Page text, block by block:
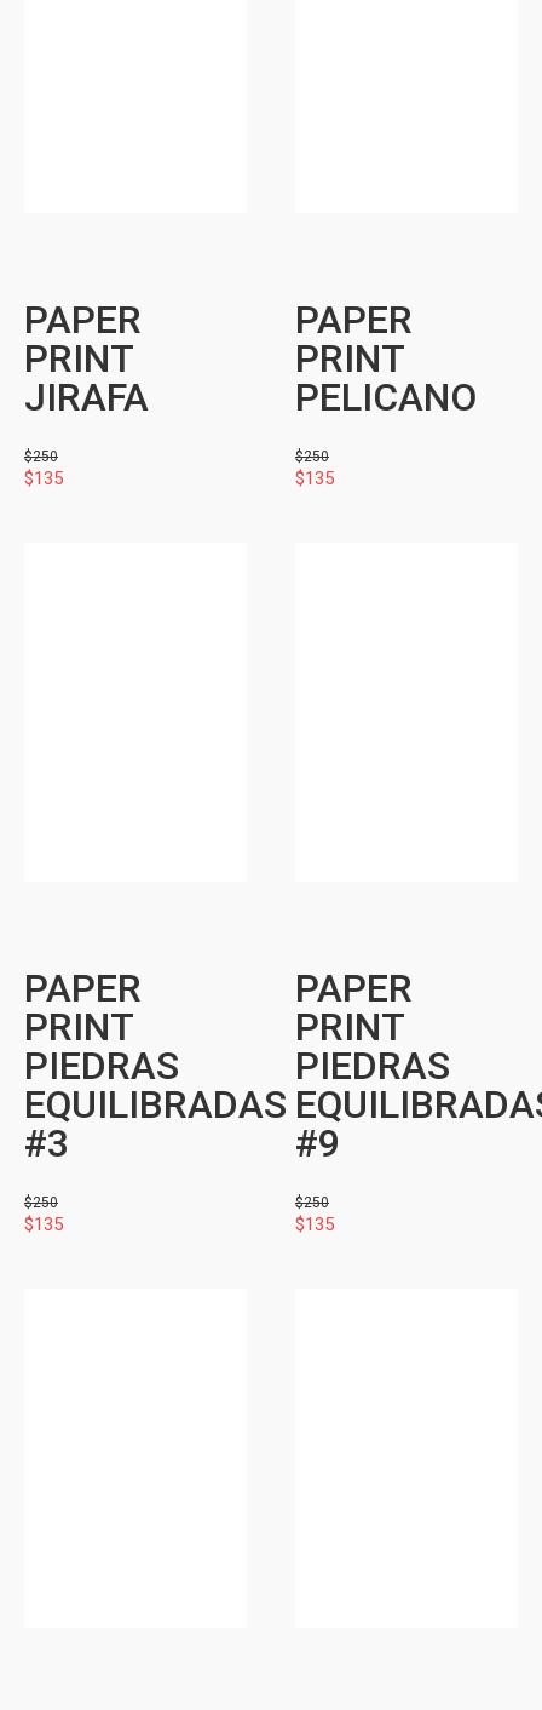
PAPER
PRINT
JIRAFA
$250
$135
PAPER
PRINT
PELICANO
$250
$135
PAPER
PRINT
PIEDRAS
EQUILIBRADAS
#3
$250
$135
PAPER
PRINT
PIEDRAS
#9
$250
$135